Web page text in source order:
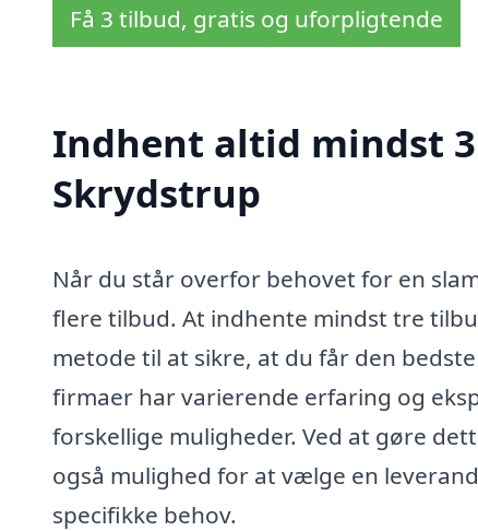
Få 3 tilbud, gratis og uforpligtende
Indhent altid mindst
Skrydstrup
Når du står overfor behovet for en
flere tilbud. At indhente mindst tre
metode til at sikre, at du får den
firmaer har varierende erfaring og
forskellige muligheder. Ved at gøre
også mulighed for at vælge en
specifikke behov.